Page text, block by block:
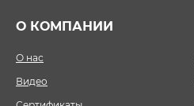
О КОМПАНИИ
О нас
Видео